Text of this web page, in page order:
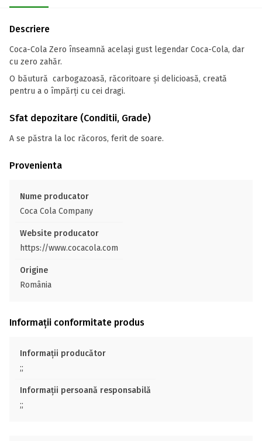
Descriere
Coca-Cola Zero înseamnă același gust legendar Coca-Cola, dar
cu zero zahăr.
O băutură carbogazoasă, răcoritoare și delicioasă, creată
pentru a o împărți cu cei dragi.
Sfat depozitare (Conditii, Grade)
A se păstra la loc răcoros, ferit de soare.
Provenienta
Nume producator
Coca Cola Company
Website producator
https://www.cocacola.com
Origine
România
Informații conformitate produs
Informații producător
;;
Informații persoană responsabilă
;;